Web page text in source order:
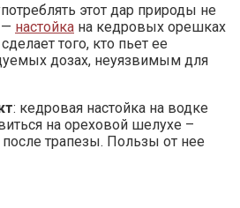
этот дар природы не
настойка на кедровых орешках
того, кто пьет ее
дозах, неуязвимым для
: кедровая настойка на водке
на ореховой шелухе –
трапезы. Пользы от нее